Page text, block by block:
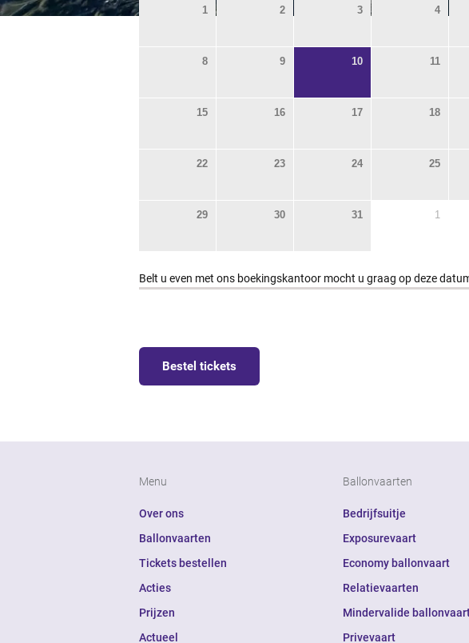
1 2 3 4
8 9 10 11
15 16 17 18
22 23 24 25
29 30 31 1
Belt u even met ons boekingskantoor mocht u graag op deze
Bestel tickets
Menu
Over ons
Ballonvaarten
Tickets bestellen
Acties
Prijzen
Actueel
Ballonvaarten
Bedrijfsuitje
Exposurevaart
Economy ballonvaart
Relatievaarten
Mindervalide
Privevaart